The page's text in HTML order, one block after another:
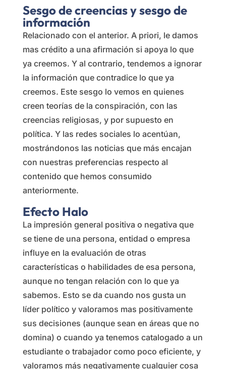
Sesgo de creenciasy sesgo de
información
Relacionado con el anterior. A priori, le damos
mas crédito a una afirmación si apoya lo que
ya creemos. Y al contrario, tendemos a ignorar
la información que contradice lo que ya
creemos. Este sesgo lo vemos en quienes
creen teorías de la conspiración, con las
creencias religiosas, y por supuesto en
política. Y las redes sociales lo acentúan,
mostrándonos las noticias que más encajan
con nuestras preferencias respecto al
contenido que hemos consumido
anteriormente.
Efecto Halo
La impresión general positiva o negativa que
se tiene de una persona, entidad o empresa
influye en la evaluación de otras
características o habilidades de esa persona,
aunque no tengan relación con lo que ya
sabemos. Esto se da cuando nos gusta un
líder político y valoramos mas positivamente
sus decisiones (aunque sean en áreas que no
domina) o cuando ya tenemos catalogado a un
estudiante o trabajador como poco eficiente, y
valoramos más negativamente cualquier cosa